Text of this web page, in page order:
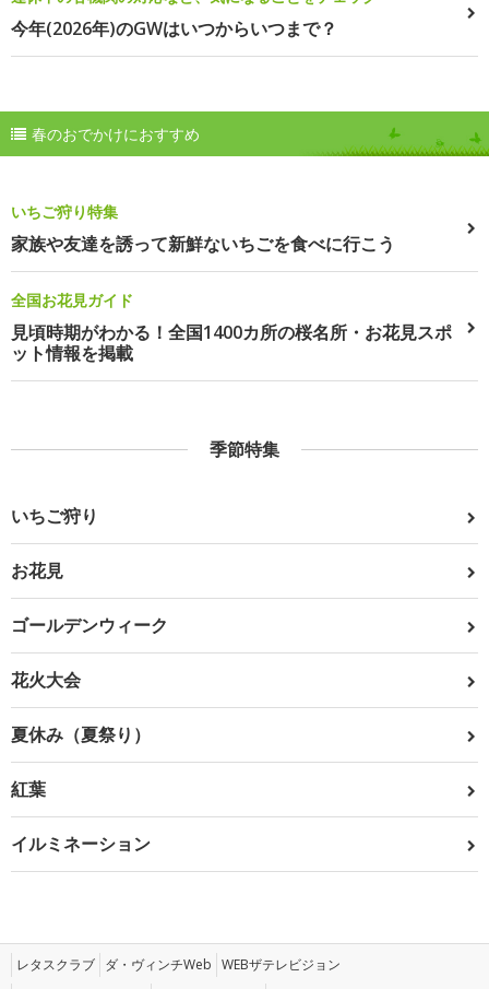
今年(2026年)のGWはいつからいつまで？
春のおでかけにおすすめ
いちご狩り特集
家族や友達を誘って新鮮ないちごを食べに行こう
全国お花見ガイド
見頃時期がわかる！全国1400カ所の桜名所・お花見スポ
ット情報を掲載
季節特集
いちご狩り
お花見
ゴールデンウィーク
花火大会
夏休み（夏祭り）
紅葉
イルミネーション
レタスクラブ ダ・ヴィンチWeb WEBザテレビジョン